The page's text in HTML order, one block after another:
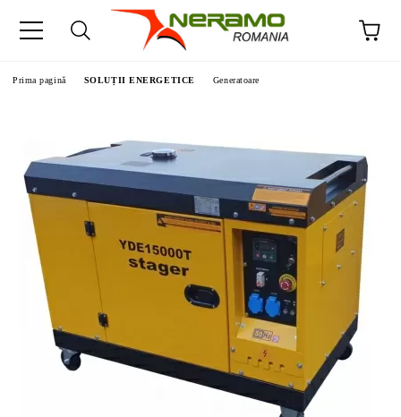
Prima pagină SOLUȚII ENERGETICE Generatoare